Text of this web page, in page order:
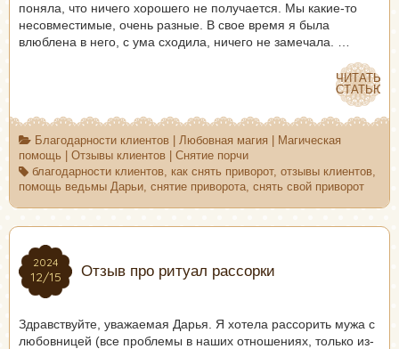
поняла, что ничего хорошего не получается. Мы какие-то
несовместимые, очень разные. В свое время я была
влюблена в него, с ума сходила, ничего не замечала. …
ЧИТАТЬ
СТАТЬЮ
ЧИТАТЬ
СТАТЬЮ
Благодарности клиентов| Любовная магия
Магическая
помощь
Отзывы клиентов
Снятие порчи
благодарности клиентов, как снять приворот, отзывы клиентов,
помощь ведьмы Дарьи, снятие приворота, снять свой приворот
2024
12/15
2024
12/15 Отзыв про ритуал рассорки
Здравствуйте, уважаемая Дарья. Я хотела рассорить мужа с
любовницей (все проблемы в наших отношениях, только из-